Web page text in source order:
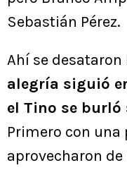
Sebastián Pérez.
Ahí se desataron
alegría siguió
el Tino se
Primero con
aprovecharon de